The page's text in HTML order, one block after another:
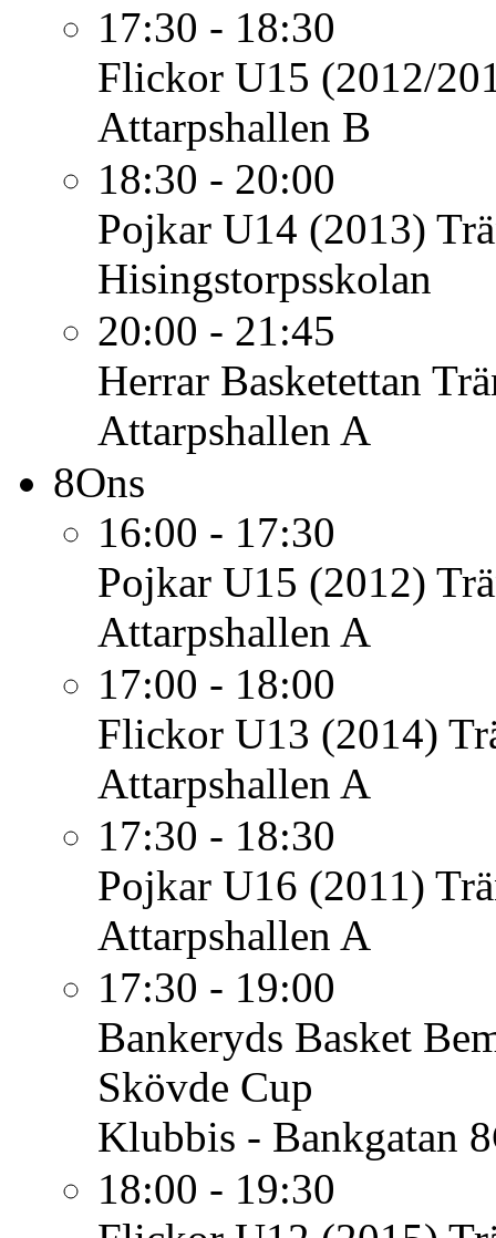
17:30 - 18:30
Flickor U15 (2012/
Attarpshallen B
18:30 - 20:00
Pojkar U14 (2013)
Hisingstorpsskolan
20:00 - 21:45
Herrar Basketettan
Attarpshallen A
8Ons
16:00 - 17:30
Pojkar U15 (2012)
Attarpshallen A
17:00 - 18:00
Flickor U13 (2014)
Attarpshallen A
17:30 - 18:30
Pojkar U16 (2011)
Attarpshallen A
17:30 - 19:00
Bankeryds Basket
Skövde Cup
Klubbis - Bankgatan
18:00 - 19:30